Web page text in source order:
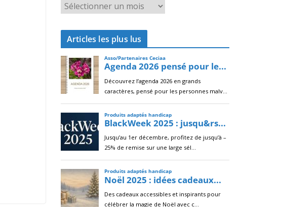
r
c
i
v
e
s
Articles les plus lus